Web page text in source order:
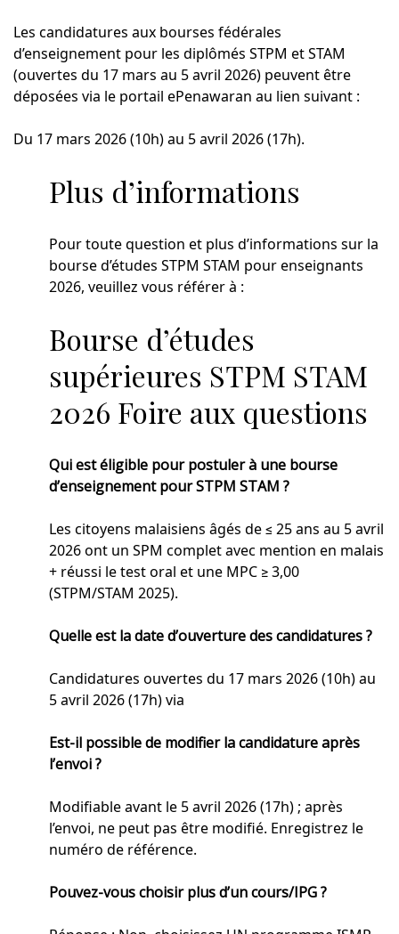
Les candidatures aux bourses fédérales
d’enseignement pour les diplômés STPM et STAM
(ouvertes du 17 mars au 5 avril 2026) peuvent être
déposées via le portail ePenawaran au lien suivant :
Du 17 mars 2026 (10h) au 5 avril 2026 (17h).
Plus d’informations
Pour toute question et plus d’informations sur la
bourse d’études STPM STAM pour enseignants
2026, veuillez vous référer à :
Bourse d’études
supérieures STPM STAM
2026 Foire aux questions
Qui est éligible pour postuler à une bourse
d’enseignement pour STPM STAM ?
Les citoyens malaisiens âgés de ≤ 25 ans au 5 avril
2026 ont un SPM complet avec mention en malais
+ réussi le test oral et une MPC ≥ 3,00
(STPM/STAM 2025).
Quelle est la date d’ouverture des candidatures ?
Candidatures ouvertes du 17 mars 2026 (10h) au
5 avril 2026 (17h) via
Est-il possible de modifier la candidature après
l’envoi ?
Modifiable avant le 5 avril 2026 (17h) ; après
l’envoi, ne peut pas être modifié. Enregistrez le
numéro de référence.
Pouvez-vous choisir plus d’un cours/IPG ?